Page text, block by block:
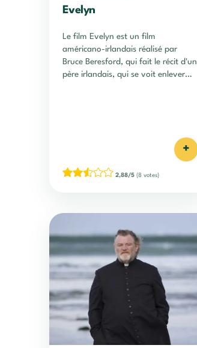
Evelyn
Le film Evelyn est un film
américano-irlandais réalisé par
Bruce Beresford, qui fait le récit d'un
père irlandais, qui se voit enlever
+
2,88/5 (8 votes)